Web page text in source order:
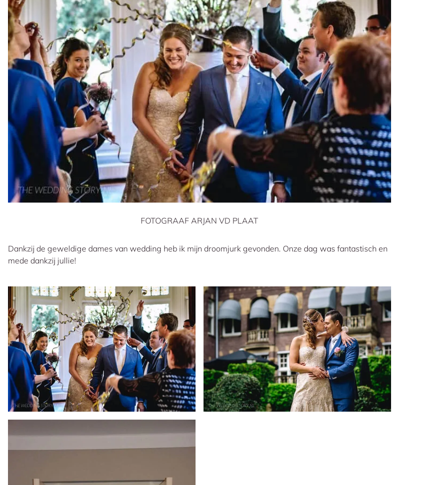
FOTOGRAAF ARJAN VD PLAAT
Dankzij de geweldige dames van wedding heb ik mijn droomjurk gevonden. Onze dag was fantastisch en
mede dankzij jullie!